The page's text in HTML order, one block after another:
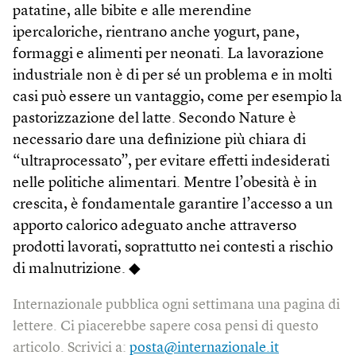
patatine, alle bibite e alle merendine
ipercaloriche, rientrano anche yogurt, pane,
formaggi e alimenti per neonati. La lavorazione
industriale non è di per sé un problema e in molti
casi può essere un vantaggio, come per esempio la
pastorizzazione del latte. Secondo Nature è
necessario dare una definizione più chiara di
“ultraprocessato”, per evitare effetti indesiderati
nelle politiche alimentari. Mentre l’obesità è in
crescita, è fondamentale garantire l’accesso a un
apporto calorico adeguato anche attraverso
prodotti lavorati, soprattutto nei contesti a rischio
di malnutrizione. ◆
Internazionale pubblica ogni settimana una pagina di
lettere. Ci piacerebbe sapere cosa pensi di questo
articolo. Scrivici a: posta@internazionale.it